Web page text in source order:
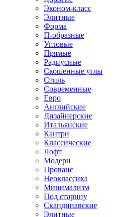
Эконом-класс
Элитные
Форма
П-образные
Угловые
Прямые
Радиусные
Скошенные углы
Стиль
Современные
Евро
Английские
Дизайнерские
Итальянские
Кантри
Классические
Лофт
Модерн
Прованс
Неоклассика
Минимализм
Под старину
Скандинавские
Элитные